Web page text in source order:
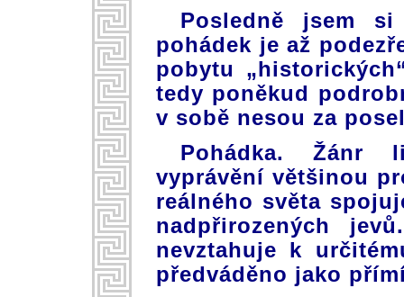
Posledně jsem
pohádek je až
pobytu
tedy poněkud
v sobě nesou za
Pohádka. Žánr
vyprávění většinou
reálného světa
nadpřirozených
nevztahuje k
předváděno jako